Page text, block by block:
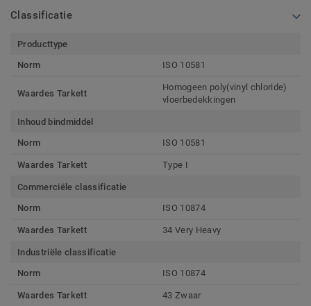
Classificatie
Producttype
Norm
ISO 10581
Waardes Tarkett
Homogeen poly(vinyl chloride)
vloerbedekkingen
Inhoud bindmiddel
Norm
ISO 10581
Waardes Tarkett Type I
Commerciële classificatie
Norm
ISO 10874
Waardes Tarkett 34 Very Heavy
Industriële classificatie
Norm
ISO 10874
Waardes Tarkett 43 Zwaar